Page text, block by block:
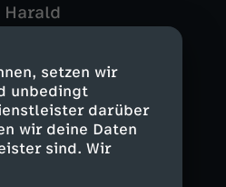
setzen wir
unbedingt
darüber
wir deine Daten
sind. Wir
Maike in